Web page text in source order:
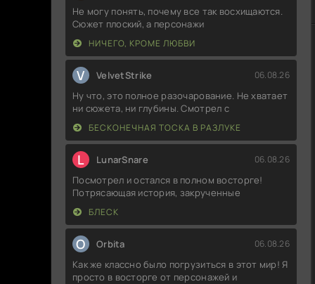
Не могу понять, почему все так восхищаются.
Сюжет плоский, а персонажи
НИЧЕГО, КРОМЕ ЛЮБВИ
V VelvetStrike 06.08.26
Ну что, это полное разочарование. Не хватает
ни сюжета, ни глубины. Смотрел с
БЕСКОНЕЧНАЯ ТОСКА В РАЗЛУКЕ
L LunarSnare 06.08.26
Посмотрел и остался в полном восторге!
Потрясающая история, закрученные
БЛЕСК
O Orbita 06.08.26
Как же классно было погрузиться в этот мир! Я
просто в восторге от персонажей и